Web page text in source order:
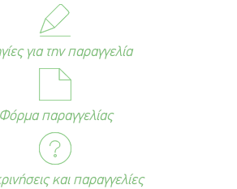
για την παραγγελία
Φόρμα παραγγελίας
και παραγγελίες